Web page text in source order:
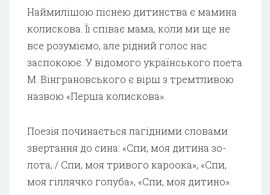
Наймилішою піснею дитинства є мамина
колискова. Її співає мама, коли ми ще не
все розуміємо, але рідний голос нас
заспокоює. У відомого українського поета
М. Вінграновського є вірш з тремтливою
назвою «Перша колискова».
Поезія починається лагідними словами
звертання до сина: «Спи, моя дитина зо­
лота, / Спи, моя тривого кароока», «Спи,
моя гіллячко голуба», «Спи, моя дитино».